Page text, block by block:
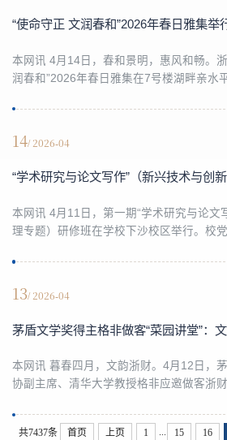
“使命守正 文润春和”2026年春日雅集举
本网讯 4月14日，春和景明，惠风和畅。
润春和”2026年春日雅集在7号楼湖畔亲水
校兼职教授，浙江大学求是学者、国家级
场以使命为魂、以文化为韵的春日之约。
14/ 2026-04
本网讯 4月11日，第一期“学术研究与论文
理专题）研修班在学校下沙校区举行。校
合举办，国内管理学、经济学领域多位知
创新和产业创新深度融合。程爽在致辞中
13/ 2026-04
本网讯 暮春四月，文韵浙财。4月12日，
协副主席、清华大学教授格非应邀做客浙财
与深刻洞见，引领师生穿梭于古今文理的
人文情怀的思想盛宴。现场座无虚席，交
共7437条 首页 上页 1 ... 15 16